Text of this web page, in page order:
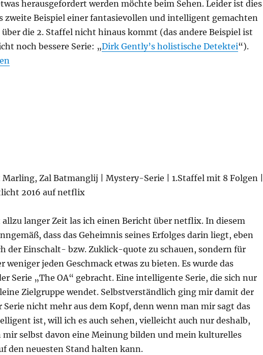
herausgefordert werden möchte beim Sehen. Leider ist dies
zweite Beispiel einer fantasievollen und intelligent gemachten
über die 2. Staffel nicht hinaus kommt (das andere Beispiel ist
noch bessere Serie: „Dirk Gently’s holistische Detektei“).
2. Staffel“
Zal Batmanglij | Mystery-Serie | 1.Staffel mit 8 Folgen |
2016 auf netflix
langer Zeit las ich einen Bericht über netflix. In diesem
dass das Geheimnis seines Erfolges darin liegt, eben
der Einschalt- bzw. Zuklick-quote zu schauen, sondern für
weniger jeden Geschmack etwas zu bieten. Es wurde das
Serie „The OA“ gebracht. Eine intelligente Serie, die sich nur
Zielgruppe wendet. Selbstverständlich ging mir damit der
Serie nicht mehr aus dem Kopf, denn wenn man mir sagt das
ist, will ich es auch sehen, vielleicht auch nur deshalb,
mir selbst davon eine Meinung bilden und mein kulturelles
den neuesten Stand halten kann.